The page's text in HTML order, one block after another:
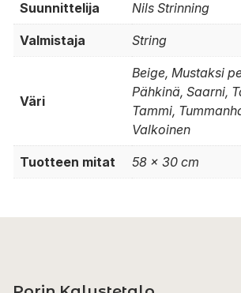
Suunnittelija Nils Strinning
Valmistaja String
Väri
Beige, Mustaksi
Pähkinä, Saarni,
Tammi,
Valkoinen
Tuotteen mitat 58 x 30 cm